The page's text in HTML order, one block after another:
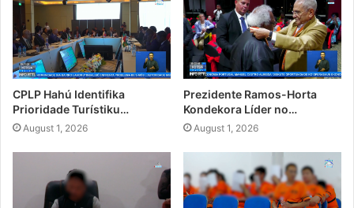
CPLP Hahú Identifika
Prioridade Turístiku…
August 1, 2026
Prezidente Ramos-Horta
Kondekora Líder no…
August 1, 2026